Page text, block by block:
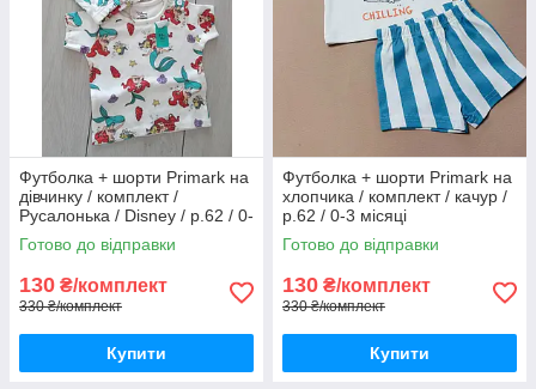
Футболка + шорти Primark на
дівчинку / комплект /
Русалонька / Disney / р.62 / 0-
3 місяці / більшомір
Готово до відправки
130 ₴/комплект
330 ₴/комплект
Купити
Футболка + шорти Primark на
хлопчика / комплект / качур /
р.62 / 0-3 місяці
Готово до відправки
130 ₴/комплект
330 ₴/комплект
Купити